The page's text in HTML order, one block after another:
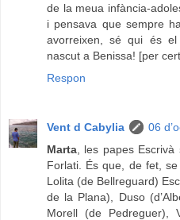
de la meua infància-
i pensava que sempre
avorreixen, sé qui és
nascut a Benissa! [per
Respon
Vent d Cabylia
06
Marta , les papes
Forlati. És que, de fet, se
Lolita (de Bellreguard)
de la Plana), Duso
Morell (de Pedreguer),